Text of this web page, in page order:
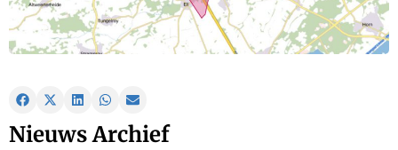
Nieuws Archief